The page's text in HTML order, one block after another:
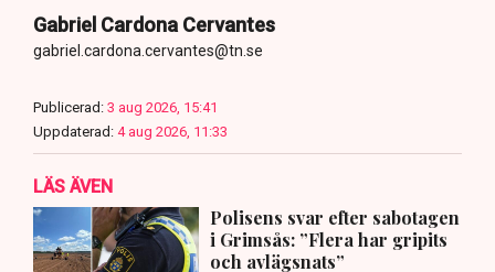
Gabriel Cardona Cervantes
gabriel.cardona.cervantes@tn.se
Publicerad: 3 aug 2026, 15:41
Uppdaterad: 4 aug 2026, 11:33
LÄS ÄVEN
Polisens svar efter sabotagen
i Grimsås: ”Flera har gripits
och avlägsnats”